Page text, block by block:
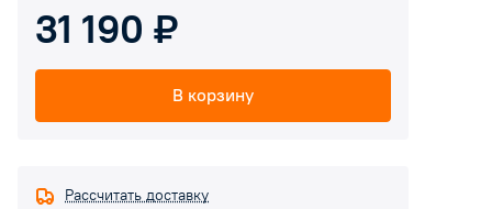
давления газов в аккумуляторе для предотвращения
деформации корпуса, таким образом излишний газ не
скапливается внутри батареи.
31 190 ₽
В корзину
Рассчитать доставку